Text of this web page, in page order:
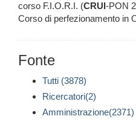
corso F.I.O.R.I. (CRUI-PON
Corso di perfezionamento in
Fonte
Tutti (3878)
Ricercatori(2)
Amministrazione(2371)